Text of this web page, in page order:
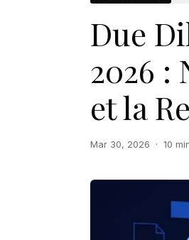
Due
2026 :
et la
Mar 30, 2026 · 10